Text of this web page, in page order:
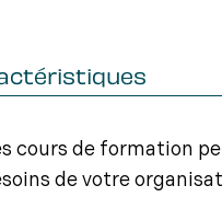
cours de formation
de votre